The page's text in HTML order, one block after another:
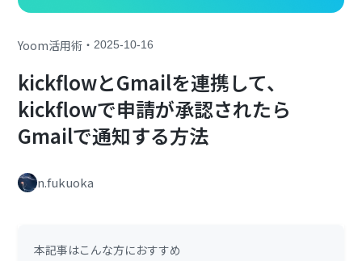
Yoom活用術 ・2025-10-16
kickflowとGmailを連携して、
kickflowで申請が承認されたら
Gmailで通知する方法
n.fukuoka
本記事はこんな方におすすめ